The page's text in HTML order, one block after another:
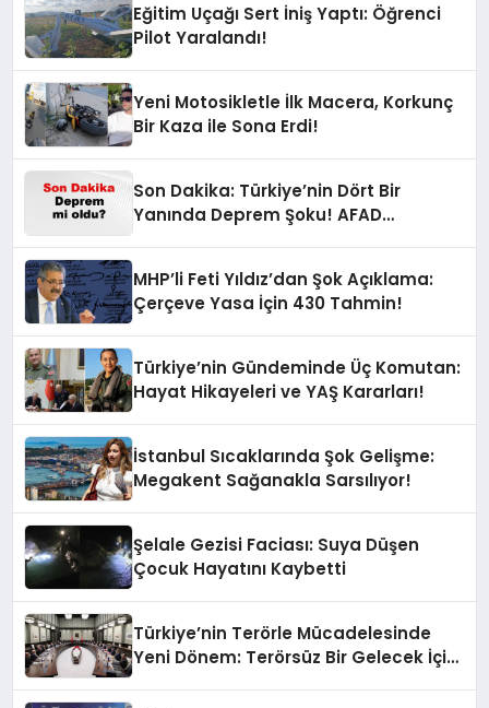
Eğitim Uçağı Sert İniş Yaptı: Öğrenci
Pilot Yaralandı!
Yeni Motosikletle İlk Macera, Korkunç
Bir Kaza ile Sona Erdi!
Son Dakika: Türkiye’nin Dört Bir
Yanında Deprem Şoku! AFAD
MHP’li Feti Yıldız’dan Şok Açıklama:
Çerçeve Yasa İçin 430 Tahmin!
Türkiye’nin Gündeminde Üç Komutan:
Hayat Hikayeleri ve YAŞ Kararları!
İstanbul Sıcaklarında Şok Gelişme:
Megakent Sağanakla Sarsılıyor!
Şelale Gezisi Faciası: Suya Düşen
Çocuk Hayatını Kaybetti
Türkiye’nin Terörle Mücadelesinde
Yeni Dönem: Terörsüz Bir Gelecek İçin